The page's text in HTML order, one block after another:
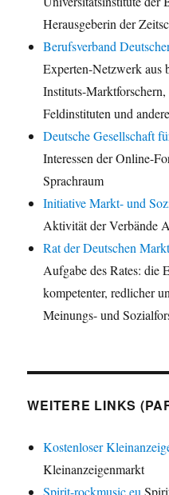
Herausgeberin der
Berufsverband
Experten-Netzwerk aus
Instituts-Marktforschern,
Feldinstituten und
Deutsche Gesellschaft
Interessen der Online-
Sprachraum
Initiative Markt- und
Aktivität der
Rat der Deutschen
Aufgabe des Rates: die
kompetenter, redlicher
Meinungs- und
WEITERE LINKS
Kostenloser
Kleinanzeigenmarkt
Spirit-rockmusic.eu